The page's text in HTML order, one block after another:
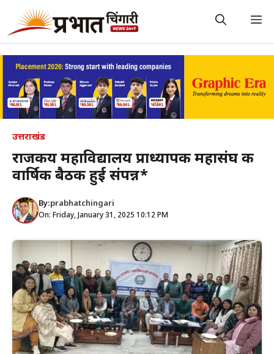
content
उत्तराखंड
राजकीय महाविद्यालय प्राध्यापक महासंघ की
वार्षिक बैठक हुई संपन्न*
By:prabhatchingari
On: Friday, January 31, 2025 10:12 PM